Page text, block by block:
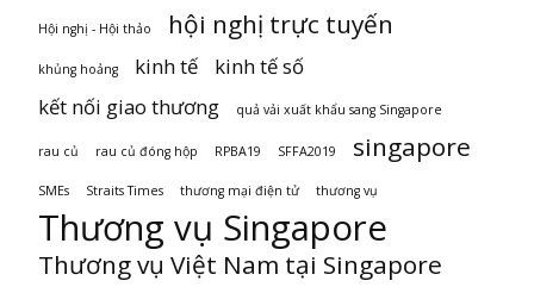
Hội nghị - Hội thảo hội nghị trực tuyến
khủng hoảng kinh tế
kinh tế số
kết nối giao thương
quả vải xuất khẩu sang Singapore
rau củ rau củ đóng hộp RPBA19 SFFA2019 singapore
SMEs Straits Times thương mại điện tử thương vụ
Thương vụ Singapore
Thương vụ Việt Nam tại Singapore